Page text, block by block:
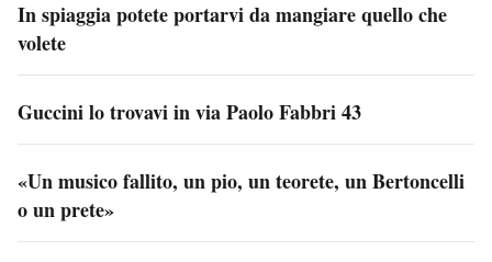
In spiaggia potete portarvi da mangiare quello che
volete
Guccini lo trovavi in via Paolo Fabbri 43
«Un musico fallito, un pio, un teorete, un Bertoncelli
o un prete»